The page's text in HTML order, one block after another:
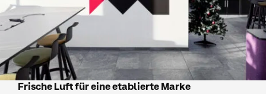
Frische Luft für eine etablierte Marke